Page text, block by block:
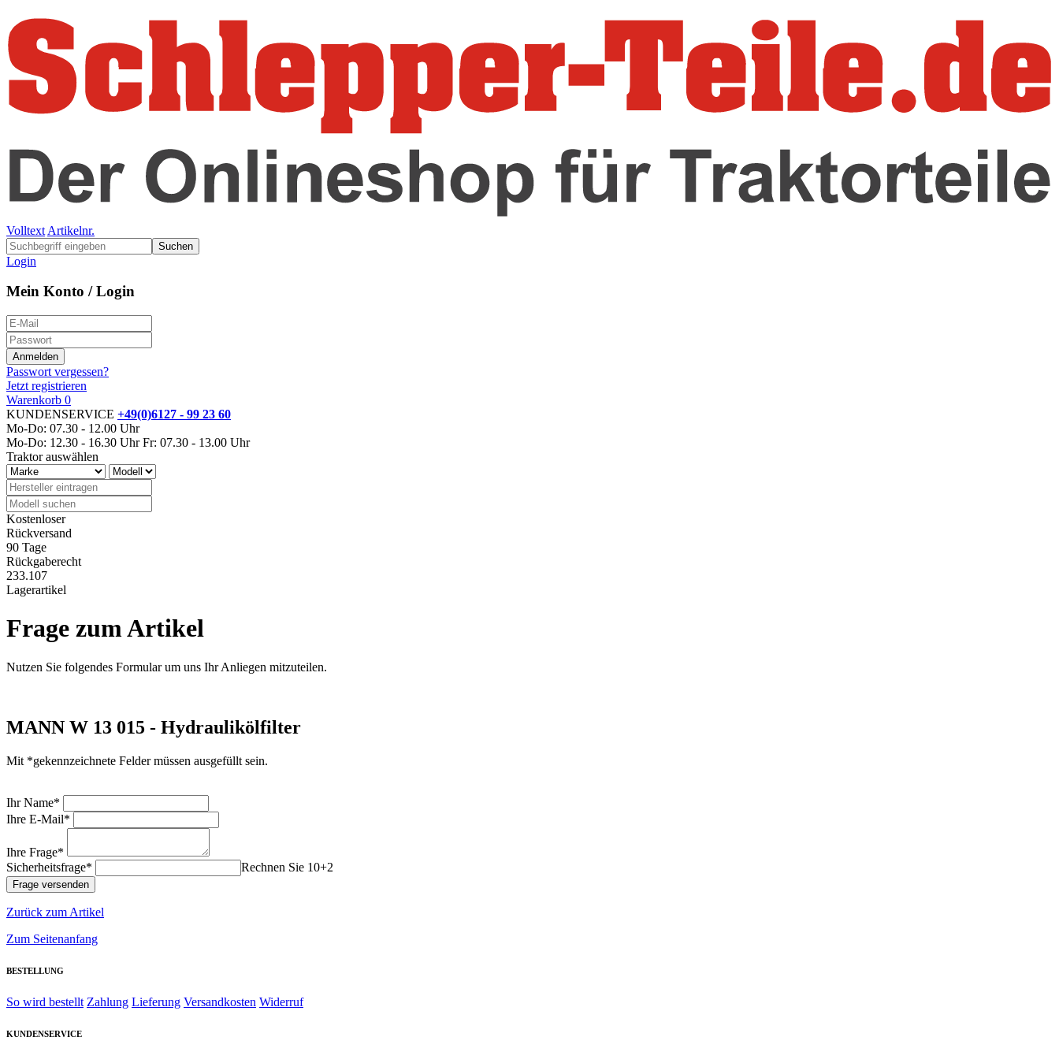
Volltext Artikelnr.
Suchen
Login
Mein Konto / Login
Passwort vergessen?
Jetzt registrieren
Warenkorb 0
KUNDENSERVICE +49(0)6127 - 99 23 60
Mo-Do: 07.30 - 12.00 Uhr
Mo-Do: 12.30 - 16.30 Uhr Fr: 07.30 - 13.00 Uhr
Traktor auswählen
Kostenloser
Rückversand
90 Tage
Rückgaberecht
233.107
Lagerartikel
Frage zum Artikel
Nutzen Sie folgendes Formular um uns Ihr Anliegen mitzuteilen.
MANN W 13 015 - Hydraulikölfilter
Mit *gekennzeichnete Felder müssen ausgefüllt sein.
Ihr Name*
Ihre E-Mail*
Ihre Frage*
Sicherheitsfrage*
Rechnen Sie 10+2
Zurück zum Artikel
Zum Seitenanfang
BESTELLUNG
So wird bestellt Zahlung Lieferung Versandkosten Widerruf
KUNDENSERVICE